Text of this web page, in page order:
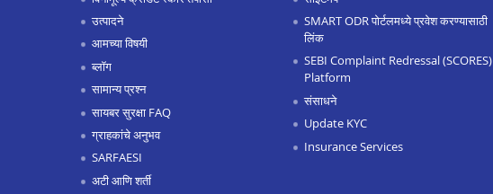
उत्पादने
आमच्या विषयी
ब्लॉग
सामान्य प्रश्न
सायबर सुरक्षा FAQ
ग्राहकांचे अनुभव
SARFAESI
अटी आणि शर्ती
SMART ODR पोर्टलमध्ये प्रवेश करण्यासाठी
लिंक
SEBI Complaint Redressal (SCORES)
Platform
संसाधने
Update KYC
Insurance Services